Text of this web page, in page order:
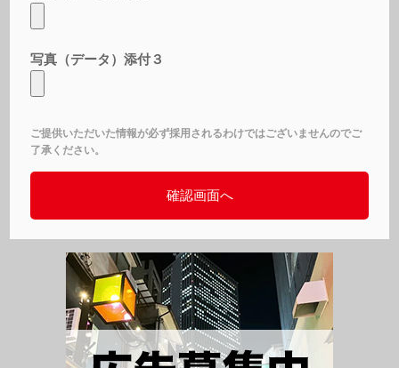
写真（データ）添付３
ご提供いただいた情報が必ず採用されるわけではございませんのでご
了承ください。